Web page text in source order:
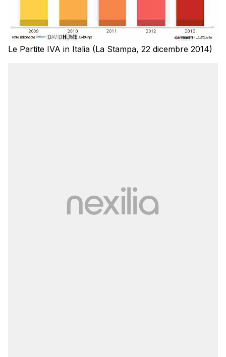
Le Partite IVA in Italia (La Stampa, 22 dicembre 2014)